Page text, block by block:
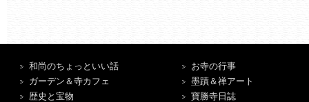
和尚のちょっといい話
ガーデン＆寺カフェ
歴史と宝物
お寺の行事
墨蹟＆禅アート
寶勝寺日誌